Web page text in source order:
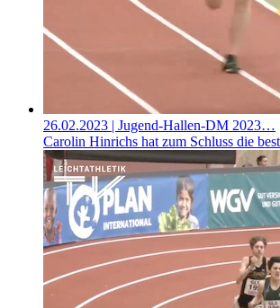
26.02.2023 | Jugend-Hallen-DM 2023…
Carolin Hinrichs hat zum Schluss die